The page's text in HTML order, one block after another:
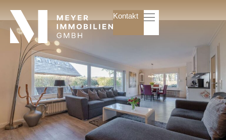
Kontakt
Immobilien
Angebote
Suchauftrag
Hausverwaltung
Gewerbeimmobilien
Mietverwaltung